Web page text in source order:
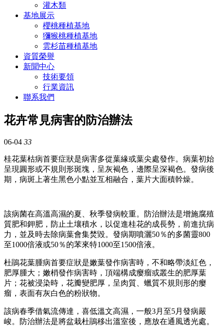
灌木類
基地展示
櫻桃種植基地
獼猴桃種植基地
雲杉苗種植基地
資質榮譽
新聞中心
技術要領
行業資訊
聯系我們
花卉常見病害的防治辦法
06-04 33
桂花葉枯病首要症狀是病害多從葉緣或葉尖處發作。病葉初始
呈現圓形或不規則形斑塊，呈灰褐色，邊際呈深褐色。發病後
期，病斑上著生黑色小點並互相融合，葉片大面積幹燥。
該病菌在高溫高濕的夏、秋季發病較重。防治辦法是增施腐殖
質肥和鉀肥，防止土壤積水，以促進桂花的成長勢，前進抗病
力，並及時去除病葉會集焚毀。發病期噴灑50％的多菌靈800
至1000倍液或50％的苯來特1000至1500倍液。
杜鵑花葉腫病首要症狀是嫩葉發作病害時，不和略帶淡紅色，
肥厚腫大；嫩梢發作病害時，頂端構成瘿瘤或叢生的肥厚葉
片；花被浸染時，花瓣變肥厚，呈肉質、蠟質不規則形的瘿
瘤，表面有灰白色的粉狀物。
該病春季借氣流傳達，喜低溫文高濕，一般3月至5月發病嚴
峻。防治辦法是將盆栽杜鵑移出溫室後，應放在通風透光處。